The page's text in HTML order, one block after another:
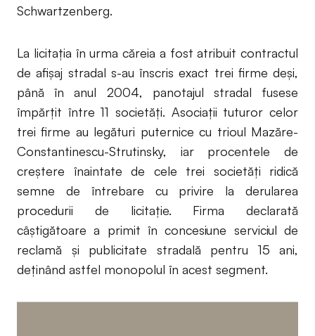
Schwartzenberg.
La licitația în urma căreia a fost atribuit contractul
de afișaj stradal s-au înscris exact trei firme deși,
până în anul 2004, panotajul stradal fusese
împărțit între 11 societăți. Asociații tuturor celor
trei firme au legături puternice cu trioul Mazăre-
Constantinescu-Strutinsky, iar procentele de
creștere înaintate de cele trei societăți ridică
semne de întrebare cu privire la derularea
procedurii de licitație. Firma declarată
câștigătoare a primit în concesiune serviciul de
reclamă și publicitate stradală pentru 15 ani,
deținând astfel monopolul în acest segment.